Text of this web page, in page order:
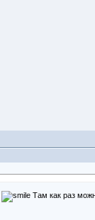
Там как раз